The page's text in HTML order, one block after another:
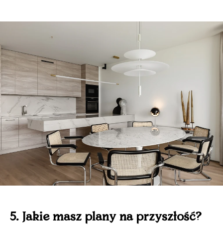
5. Jakie masz plany na przyszłość?